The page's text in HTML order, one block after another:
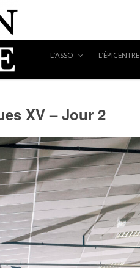
L’ASSO L’ÉPICENTRE
XV – Jour 2